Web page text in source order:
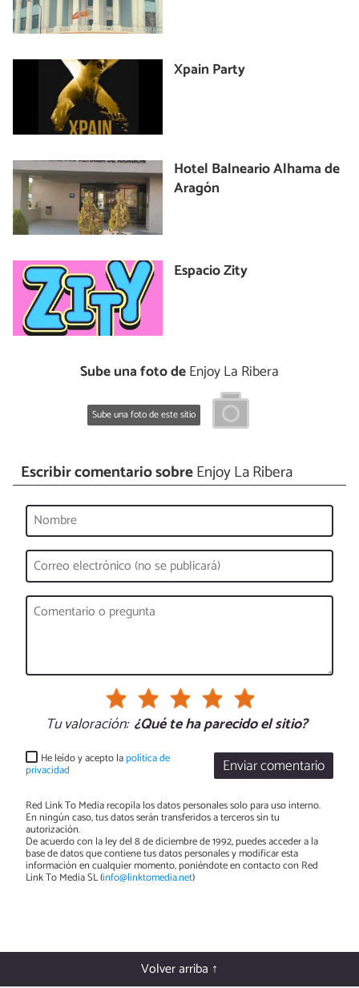
Xpain Party
Hotel Balneario Alhama de
Aragón
Espacio Zity
Sube una foto deEnjoy La Ribera
Sube una foto de este sitio
Escribir comentario sobreEnjoy La Ribera
Tu valoración: ¿Qué te ha parecido el sitio?
Enviar comentario
He leído y acepto lapolítica de
privacidad
Red Link To Media recopila los datos personales solo para uso interno.
En ningún caso, tus datos serán transferidos a terceros sin tu
autorización.
De acuerdo con la ley del 8 de diciembre de 1992, puedes acceder a la
base de datos que contiene tus datos personales y modificar esta
información en cualquier momento, poniéndote en contacto con Red
Link To Media SL (info@linktomedia.net)
Volver arriba ↑